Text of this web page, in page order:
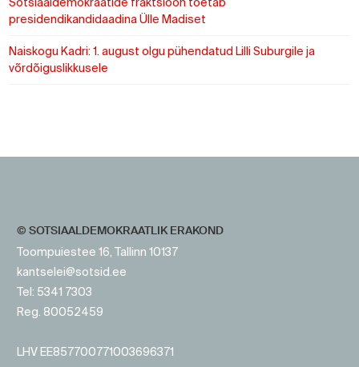
presidendikandidaadina Ülle Madiset
Naiskogu Kadri: 1. august olgu pühendatud Lilli Suburgile ja
võrdõiguslikkusele
© SOTSIAALDEMOKRAATLIK ERAKOND
Toompuiestee 16, Tallinn 10137
kantselei@sotsid.ee
Tel: 5341 7303
Reg. 80052459
LHV EE857700771003696371